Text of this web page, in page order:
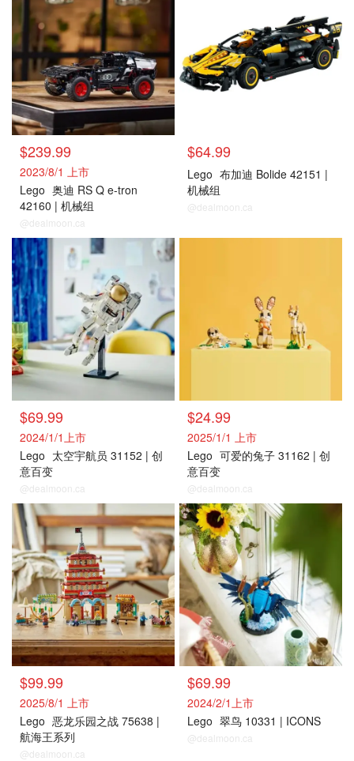
$239.99
2023/8/1 上市
Lego 奥迪 RS Q e-tron
42160 | 机械组
@dealmoon.ca
$64.99
Lego 布加迪 Bolide 42151 |
机械组
@dealmoon.ca
$69.99
2024/1/1上市
Lego 太空宇航员 31152 | 创
意百变
@dealmoon.ca
$24.99
2025/1/1 上市
Lego 可爱的兔子 31162 | 创
意百变
@dealmoon.ca
$99.99
2025/8/1 上市
Lego 恶龙乐园之战 75638 |
航海王系列
@dealmoon.ca
$69.99
2024/2/1上市
Lego 翠鸟 10331 | ICONS
@dealmoon.ca